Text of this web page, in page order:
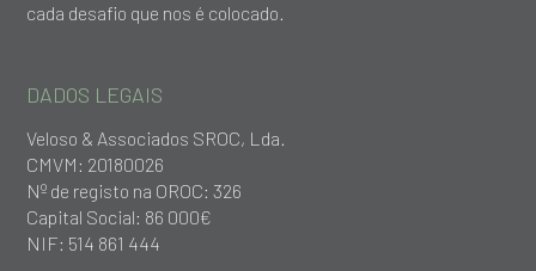
cada desafio que nos é colocado.
DADOS LEGAIS
Veloso & Associados SROC, Lda.
CMVM: 20180026
Nº de registo na OROC: 326
Capital Social: 86 000€
NIF: 514 861 444